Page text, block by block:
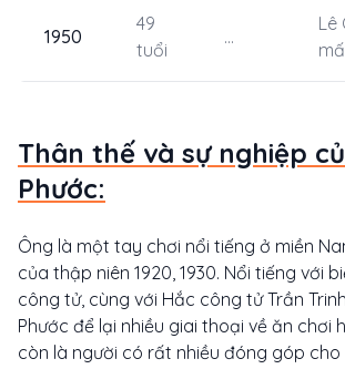
1950
49
tuổi
...
Lê
Thân thế và sự nghiệp
Phước:
Ông là một tay chơi nổi tiếng ở miền
của thập niên 1920, 1930. Nổi tiếng với
công tử, cùng với Hắc công tử Trần
Phước để lại nhiều giai thoại về ăn chơi
còn là người có rất nhiều đóng góp